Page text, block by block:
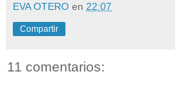
EVA OTERO en 22:07
Compartir
11 comentarios: